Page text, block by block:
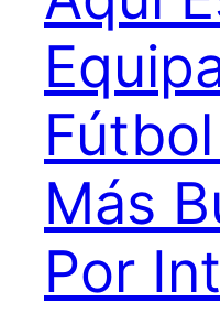
Más
Por